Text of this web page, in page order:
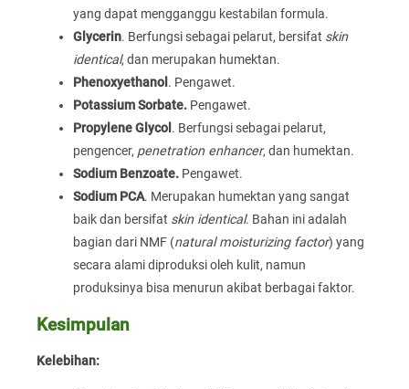
yang dapat mengganggu kestabilan formula.
Glycerin. Berfungsi sebagai pelarut, bersifat skin
identical, dan merupakan humektan.
Phenoxyethanol . Pengawet.
Potassium Sorbate. Pengawet.
Propylene Glycol . Berfungsi sebagai pelarut,
pengencer, penetration enhancer, dan humektan.
Sodium Benzoate. Pengawet.
Sodium PCA. Merupakan humektan yang sangat
baik dan bersifat skin identical. Bahan ini adalah
bagian dari NMF (natural moisturizing factor) yang
secara alami diproduksi oleh kulit, namun
produksinya bisa menurun akibat berbagai faktor.
Kesimpulan
Kelebihan: